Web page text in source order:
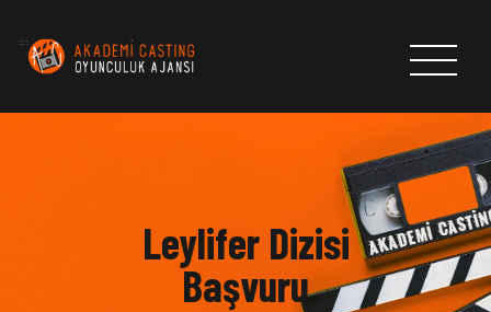
Leylifer Dizisi
Başvuru
HABERLER & DUYURULAR
AKADEMI CASTING OYUNCULUK AJANSI